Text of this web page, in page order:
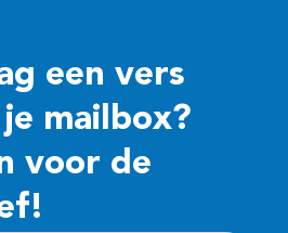
een vers
mailbox?
voor de